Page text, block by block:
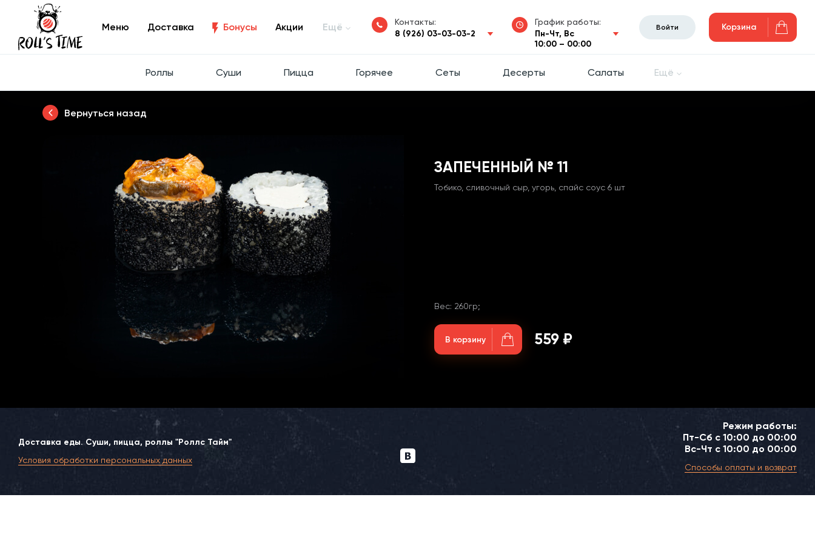
Контакты:
8 (926) 03-03-03-2
График работы:
Пн-Чт, Вс
10:00 – 00:00
Меню Доставка Бонусы Акции Ещё Войти Корзина
Роллы Суши Пицца Горячее Сеты Десерты Салаты Ещё
Вернуться назад
ЗАПЕЧЕННЫЙ № 11
Тобико, сливочный сыр, угорь, спайс соус 6 шт
Вес: 260гр;
В корзину 559 ₽
Доставка еды. Суши, пицца, роллы "Роллс Тайм"
Условия обработки персональных данных
Режим работы:
Пт-Сб с 10:00 до 00:00
Вс-Чт с 10:00 до 00:00
Способы оплаты и возврат